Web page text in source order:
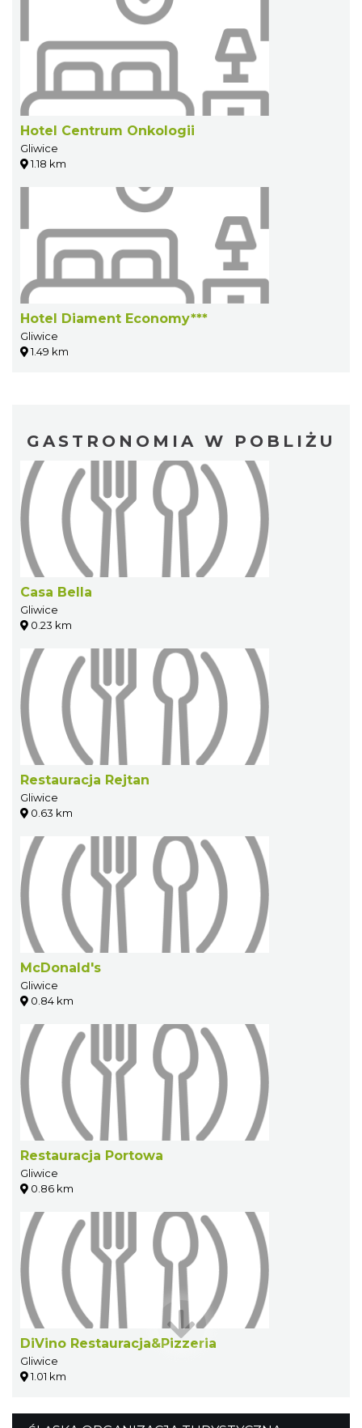
Hotel Centrum Onkologii
Gliwice
1.18 km
Hotel Diament Economy***
Gliwice
1.49 km
GASTRONOMIA W POBLIŻU
Casa Bella
Gliwice
0.23 km
Restauracja Rejtan
Gliwice
0.63 km
McDonald's
Gliwice
0.84 km
Restauracja Portowa
Gliwice
0.86 km
DiVino Restauracja&Pizzeria
Gliwice
1.01 km